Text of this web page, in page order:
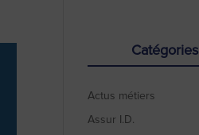
Catégories
Actus métiers
Assur I.D.